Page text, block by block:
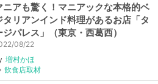
ニアも驚く！マニアックな本格的ベ
タリアンインド料理があるお店「タ
ジパレス」（東京・西葛西）
08/22
増村かほ
飲食店取材